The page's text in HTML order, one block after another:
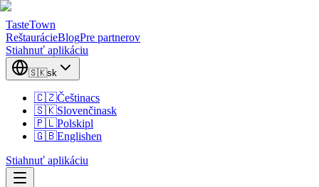
TasteTown
ReštaurácieBlogPre partnerov
Stiahnuť aplikáciu
🇸🇰sk
🇨🇿Češtinacs
🇸🇰Slovenčinask
🇵🇱Polskipl
🇬🇧Englishen
Stiahnuť aplikáciu